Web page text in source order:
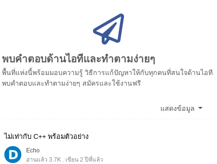
พบคำตอบด้านไอทีและทำตามง่ายๆ
พื้นที่แห่งนี้พร้อมมอบความรู้ วิธีการแก้ปัญหาให้กับทุกคนที่สนใจด้านไอที
พบคำตอบและทำตามง่ายๆ สมัครและใช้งานฟรี
แสดงข้อมูล
ไม่เท่ากับ C++ พร้อมตัวอย่าง
Echo
อ่านแล้ว 3.7K . เขียน 2 ปีที่แล้ว